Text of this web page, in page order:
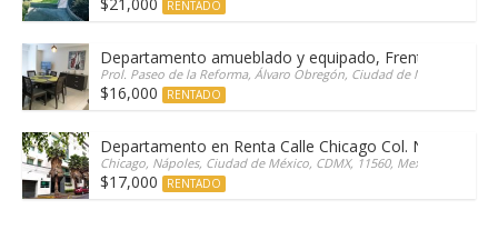
$21,000 RENTADO
Departamento amueblado y equipado, Frente a Patio
Prol. Paseo de la Reforma, Álvaro Obregón, Ciudad de México, Santa
$16,000 RENTADO
Departamento en Renta Calle Chicago Col. Nápoles
Chicago, Nápoles, Ciudad de México, CDMX, 11560, Mexico
$17,000 RENTADO